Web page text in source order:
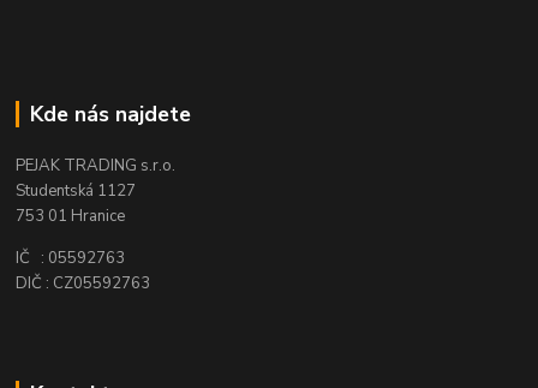
Kde nás najdete
PEJAK TRADING s.r.o.
Studentská 1127
753 01 Hranice
IČ : 05592763
DIČ : CZ05592763